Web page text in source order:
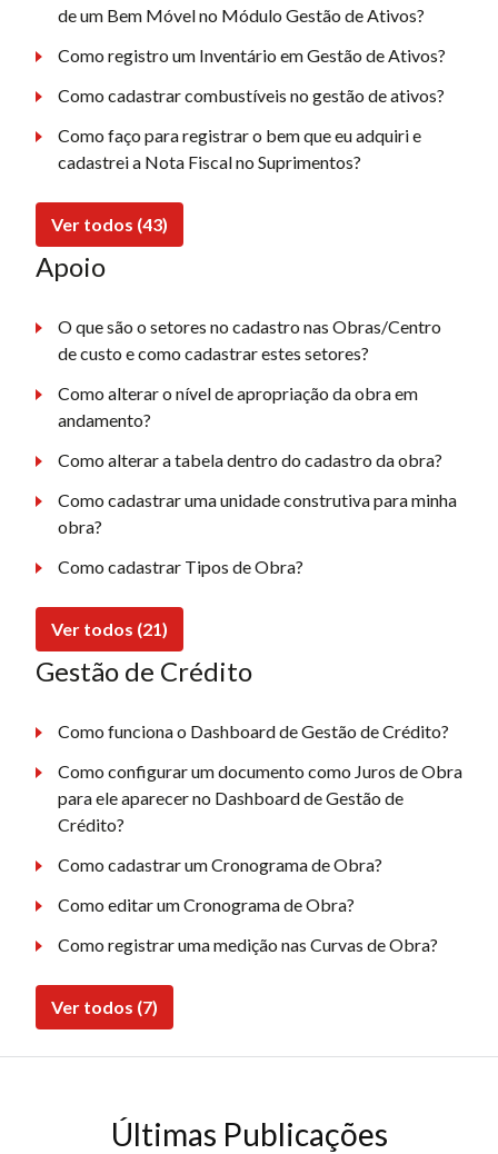
de um Bem Móvel no Módulo Gestão de Ativos?
Como registro um Inventário em Gestão de Ativos?
Como cadastrar combustíveis no gestão de ativos?
Como faço para registrar o bem que eu adquiri e
cadastrei a Nota Fiscal no Suprimentos?
Ver todos (43)
Apoio
O que são o setores no cadastro nas Obras/Centro
de custo e como cadastrar estes setores?
Como alterar o nível de apropriação da obra em
andamento?
Como alterar a tabela dentro do cadastro da obra?
Como cadastrar uma unidade construtiva para minha
obra?
Como cadastrar Tipos de Obra?
Ver todos (21)
Gestão de Crédito
Como funciona o Dashboard de Gestão de Crédito?
Como configurar um documento como Juros de Obra
para ele aparecer no Dashboard de Gestão de
Crédito?
Como cadastrar um Cronograma de Obra?
Como editar um Cronograma de Obra?
Como registrar uma medição nas Curvas de Obra?
Ver todos (7)
Últimas Publicações